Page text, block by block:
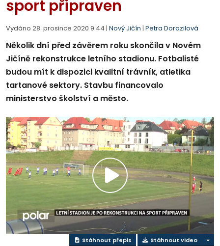
sport připraven
Vydáno 28. prosince 2020 9:44 | Nový Jičín | Petra Dorazilová
Několik dní před závěrem roku skončila v Novém
Jičíně rekonstrukce letního stadionu. Fotbalisté
budou mít k dispozici kvalitní trávník, atletika
tartanové sektory. Stavbu financovalo
ministerstvo školství a město.
Přehrát
video
Stáhnout přepis Stáhnout video